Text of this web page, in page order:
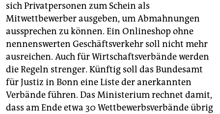
sich Privatpersonen zum Schein als
Mitwettbewerber ausgeben, um Abmahnungen
aussprechen zu können. Ein Onlineshop ohne
nennenswerten Geschäftsverkehr soll nicht mehr
ausreichen. Auch für Wirtschaftsverbände werden
die Regeln strenger. Künftig soll das Bundesamt
für Justiz in Bonn eine Liste der anerkannten
Verbände führen. Das Ministerium rechnet damit,
dass am Ende etwa 30 Wettbewerbsverbände übrig